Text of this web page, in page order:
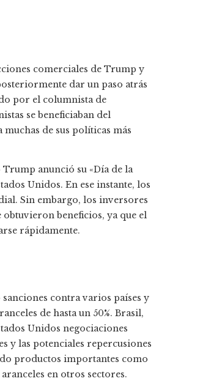
comerciales de Trump y
dar un paso atrás
por el columnista de
se beneficiaban del
de sus políticas más
anunció su «Día de la
Unidos. En ese instante, los
Sin embargo, los inversores
beneficios, ya que el
rápidamente.
contra varios países y
de hasta un 50%. Brasil,
Unidos negociaciones
y las potenciales repercusiones
productos importantes como
en otros sectores.